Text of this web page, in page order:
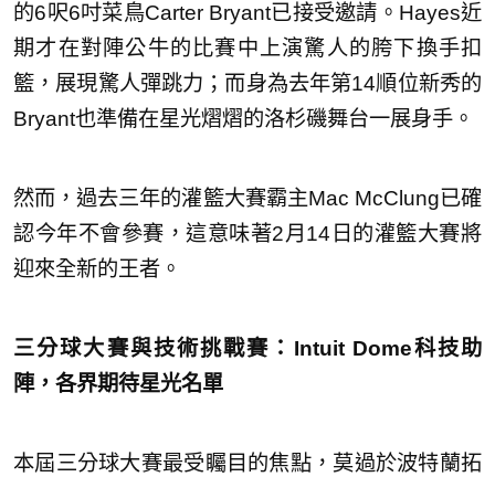
的6呎6吋菜鳥Carter Bryant已接受邀請。Hayes近
期才在對陣公牛的比賽中上演驚人的胯下換手扣
籃，展現驚人彈跳力；而身為去年第14順位新秀的
Bryant也準備在星光熠熠的洛杉磯舞台一展身手。
然而，過去三年的灌籃大賽霸主Mac McClung已確
認今年不會參賽，這意味著2月14日的灌籃大賽將
迎來全新的王者。
三分球大賽與技術挑戰賽：Intuit Dome科技助
陣，各界期待星光名單
本屆三分球大賽最受矚目的焦點，莫過於波特蘭拓